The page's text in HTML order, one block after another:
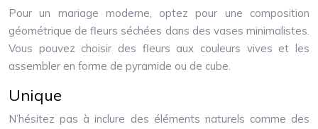
Pour un mariage moderne, optez pour une composition
géométrique de fleurs séchées dans des vases minimalistes.
Vous pouvez choisir des fleurs aux couleurs vives et les
assembler en forme de pyramide ou de cube.
Unique
N’hésitez pas à inclure des éléments naturels comme des